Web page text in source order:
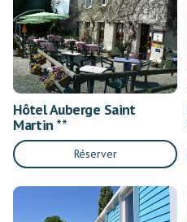
Hôtel Auberge Saint
Martin **
Réserver